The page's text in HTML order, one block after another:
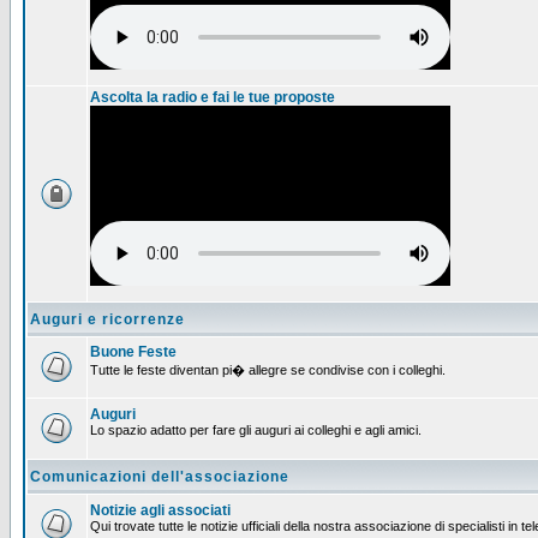
Ascolta la radio e fai le tue proposte
Auguri e ricorrenze
Buone Feste
Tutte le feste diventan pi� allegre se condivise con i colleghi.
Auguri
Lo spazio adatto per fare gli auguri ai colleghi e agli amici.
Comunicazioni dell'associazione
Notizie agli associati
Qui trovate tutte le notizie ufficiali della nostra associazione di specialisti in